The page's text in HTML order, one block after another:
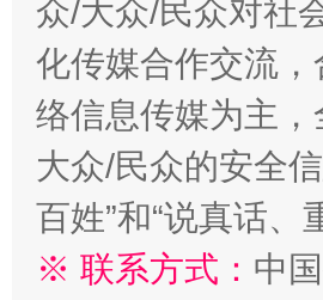
千年窑火 生生不息
众/大众/民众对社
化传媒合作交流
络信息传媒为主
大众/民众的安全
百姓”和“说真话
※ 联系方式： 中